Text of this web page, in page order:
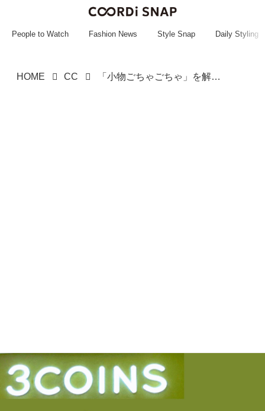
~~~~~~~~~~~
People to Watch Fashion News Style Snap Daily Styling
HOME CC 「小物ごちゃごちゃ」を解決！【3COINS】プチプラが嬉しい♡「おしゃれポーチ」